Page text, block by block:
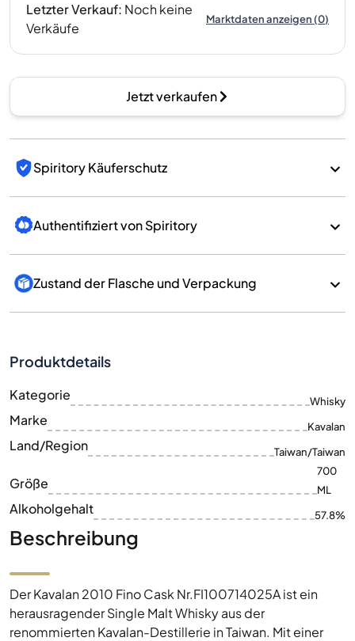
Letzter Verkauf: Noch keine
Verkäufe
Marktdaten anzeigen(0)
Jetzt verkaufen
Spiritory Käuferschutz
Authentifiziert von Spiritory
Zustand der Flasche und Verpackung
Produktdetails
Kategorie Whisky
Marke Kavalan
Land/Region Taiwan/Taiwan
Größe
700
ML
Alkoholgehalt 57.8%
Beschreibung
Der Kavalan 2010 Fino Cask Nr.FI100714025A ist ein
herausragender Single Malt Whisky aus der
renommierten Kavalan-Destillerie in Taiwan. Mit einer